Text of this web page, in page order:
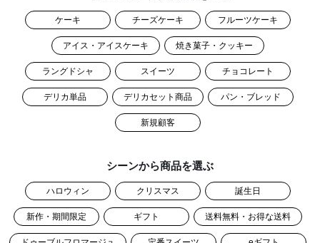
ケーキ チーズケーキ フルーツケーキ
アイス・アイスケーキ 焼き菓子・クッキー
ラングドシャ スイーツ チョコレート
デリカ単品 デリカセット商品 パン・ブレッド
新規顧客
シーンから商品を選ぶ
ハロウィン クリスマス 誕生日
新作・期間限定 ギフト 送料無料・お得な送料